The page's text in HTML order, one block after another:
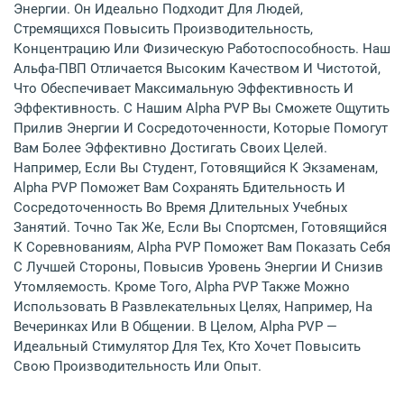
Энергии. Он Идеально Подходит Для Людей,
Стремящихся Повысить Производительность,
Концентрацию Или Физическую Работоспособность. Наш
Альфа-ПВП Отличается Высоким Качеством И Чистотой,
Что Обеспечивает Максимальную Эффективность И
Эффективность. С Нашим Alpha PVP Вы Сможете Ощутить
Прилив Энергии И Сосредоточенности, Которые Помогут
Вам Более Эффективно Достигать Своих Целей.
Например, Если Вы Студент, Готовящийся К Экзаменам,
Alpha PVP Поможет Вам Сохранять Бдительность И
Сосредоточенность Во Время Длительных Учебных
Занятий. Точно Так Же, Если Вы Спортсмен, Готовящийся
К Соревнованиям, Alpha PVP Поможет Вам Показать Себя
С Лучшей Стороны, Повысив Уровень Энергии И Снизив
Утомляемость. Кроме Того, Alpha PVP Также Можно
Использовать В Развлекательных Целях, Например, На
Вечеринках Или В Общении. В Целом, Alpha PVP —
Идеальный Стимулятор Для Тех, Кто Хочет Повысить
Свою Производительность Или Опыт.